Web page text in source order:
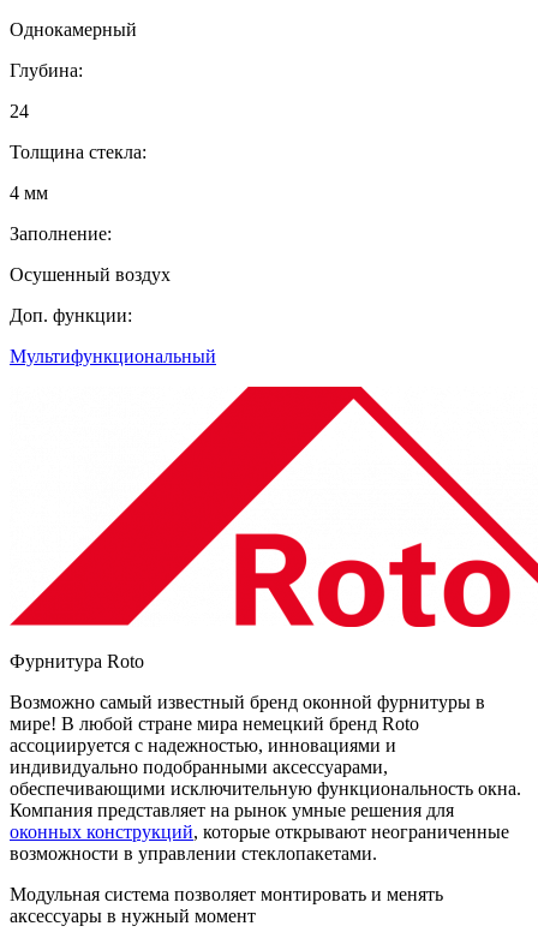
Однокамерный
Глубина:
24
Толщина стекла:
4 мм
Заполнение:
Осушенный воздух
Доп. функции:
Мультифункциональный
Фурнитура Roto
Возможно самый известный бренд оконной фурнитуры в
мире! В любой стране мира немецкий бренд Roto
ассоциируется с надежностью, инновациями и
индивидуально подобранными аксессуарами,
обеспечивающими исключительную функциональность окна.
Компания представляет на рынок умные решения для
оконных конструкций, которые открывают неограниченные
возможности в управлении стеклопакетами.
Модульная система позволяет монтировать и менять
аксессуары в нужный момент